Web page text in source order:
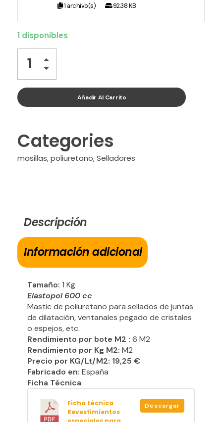
1 archivo(s)
92.38 KB
1 disponibles
Añadir Al Carrito
Categories
masillas,poliuretano,Selladores
Descripción
Información adicional
Tamaño: 1 Kg
Elastopol 600 cc
Mastic de poliuretano para sellados de juntas
de dilatación, ventanales pegado de cristales
o espejos, etc.
Rendimiento por bote M2 : 6 M2
Rendimiento por Kg M2: M2
Precio por KG/Lt/M2: 19,25 €
Fabricado en: España
Ficha Técnica
Ficha técnica
Revestimientos
Descargar